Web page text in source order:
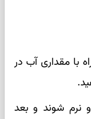
با مقداری آب در
نرم شوند و بعد